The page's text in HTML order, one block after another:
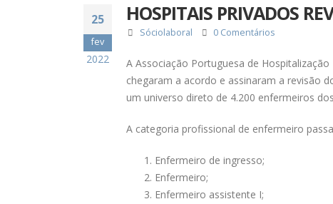
25
fev
2022
HOSPITAIS PRIVADOS
Sóciolaboral 0 Comentários
A Associação Portuguesa de
chegaram a acordo e assinaram a revisão
um universo direto de 4.200 enfermeiros
A categoria profissional de enfermeiro
Enfermeiro de ingresso;
Enfermeiro;
Enfermeiro assistente I;